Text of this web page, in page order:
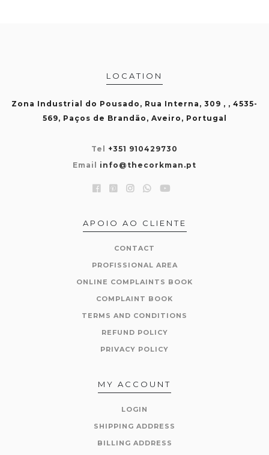
LOCATION
Zona Industrial do Pousado, Rua Interna, 309 , , 4535-
569, Paços de Brandão, Aveiro, Portugal
Tel +351 910429730
Email info@thecorkman.pt
APOIO AO CLIENTE
CONTACT
PROFISSIONAL AREA
ONLINE COMPLAINTS BOOK
COMPLAINT BOOK
TERMS AND CONDITIONS
REFUND POLICY
PRIVACY POLICY
MY ACCOUNT
LOGIN
SHIPPING ADDRESS
BILLING ADDRESS